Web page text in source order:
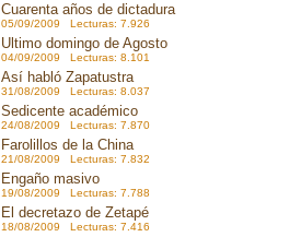
Cuarenta años de dictadura
05/09/2009 Lecturas: 7.926
Ultimo domingo de Agosto
04/09/2009 Lecturas: 8.101
Así habló Zapatustra
31/08/2009 Lecturas: 8.037
Sedicente académico
24/08/2009 Lecturas: 7.870
Farolillos de la China
21/08/2009 Lecturas: 7.832
Engaño masivo
19/08/2009 Lecturas: 7.788
El decretazo de Zetapé
18/08/2009 Lecturas: 7.416